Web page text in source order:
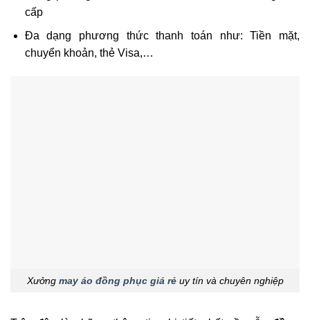
cấp
Đa dạng phương thức thanh toán như: Tiền mặt,
chuyển khoản, thẻ Visa,…
Xưởng may áo đồng phục giá rẻuy tín và chuyên nghiệp